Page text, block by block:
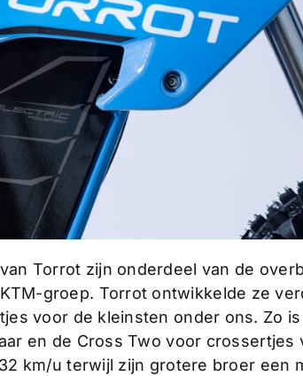
Torrot zijn onderdeel van de
groep. Torrot ontwikkelde ze
voor de kleinsten onder ons. Zo
en de Cross Two voor crossertjes
km/u terwijl zijn grotere broer een